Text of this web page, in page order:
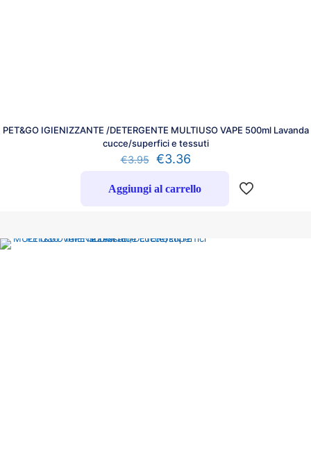
PET&GO IGIENIZZANTE /DETERGENTE MULTIUSO VAPE 500ml Lavanda
cucce/superfici e tessuti
€3.95 €3.36
Aggiungi al carrello